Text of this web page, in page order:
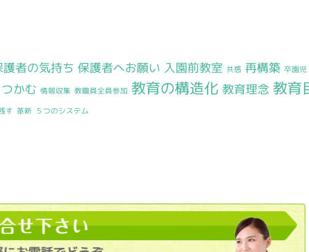
護者の気持ち 保護者へお願い 入園前教室 共感 再構築 卒園児
かむ 情報収集 教職員全員参加 教育の構造化 教育理念 教育
す 革新 ５つのシステム